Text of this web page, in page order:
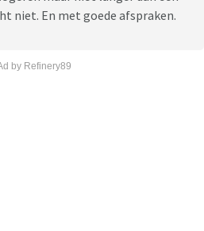
niet. En met goede afspraken.
by Refinery89